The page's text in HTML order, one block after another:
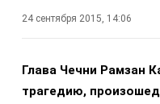
24 сентября 2015, 14:06
Глава Чечни Рамзан
трагедию,